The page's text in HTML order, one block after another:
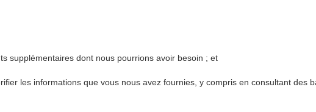
supplémentaires dont nous pourrions avoir besoin ; et
les informations que vous nous avez fournies, y compris en consultant des